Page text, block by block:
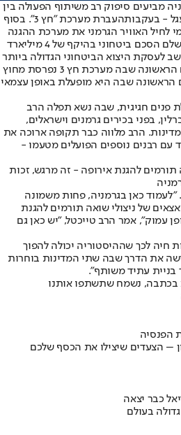
מביעים סיפוק רב משיתוף הפעולה בין
- בעקבותהעברת מערכת "חץ 3"
. בסוף
לחיל האוויר הגרמני את מערכת ההגנה
מפני טילים ארוכי־טווח. בכך הושלם הסכם ביטחוני בהיקף של 4 מיליארד
שנחשב לעסקת היצוא הביטחוני הגדולה ביותר
בתולדות המדינה. מדובר בפעם הראשונה שבה מערכת חץ 3 נפרסת מחוץ
הראשונה שבה היא מופעלת באופן עצמאי
פנים חגיגית, שבה נשא תפלה הרב
בפני בכירים גרמנים וישראלים,
הרב מלווה כבר תקופה ארוכה את
עם רבנים נוספים הפועלים מטעמו -
תורמים להגנת אירופה - זה מרגש, זכות
"לעמוד כאן בגרמניה, פחות משמונה
של ניצולי שואה תורמים להגנת
עמוק", אמר הרב טייכטל, "יש כאן גם
חיה לכך שההיסטוריה יכולה להפוך
את הדרך שבה שתי המדינות בוחרות
בניית עתיד משותף".
בכתבה, נשמח שתשתפו אותנו
הפנסיה
– הצעדים שיצילו את הכסף שלכם
כבר יצאה
בעולם